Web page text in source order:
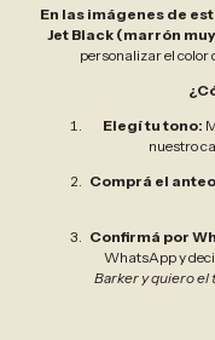
En las imágenes de
Jet Black (marrón
personalizar el color
Elegí tu tono:
nuestro
Comprá el
Confirmá por
WhatsApp y
Barker y quiero